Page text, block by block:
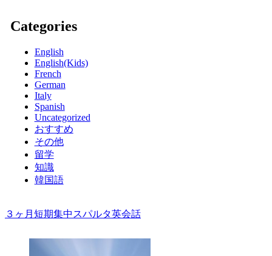
Categories
English
English(Kids)
French
German
Italy
Spanish
Uncategorized
おすすめ
その他
留学
知識
韓国語
３ヶ月短期集中スパルタ英会話